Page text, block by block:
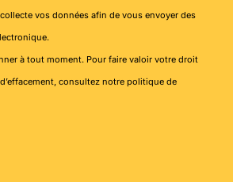
vos données afin de vous envoyer des
à tout moment. Pour faire valoir votre droit
consultez notre politique de